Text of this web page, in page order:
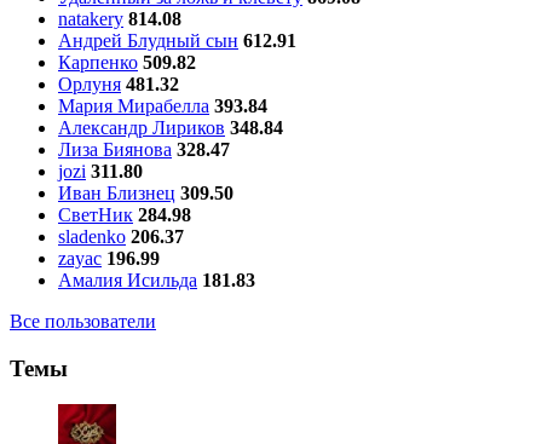
natakery 814.08
Андрей Блудный сын 612.91
Карпенко 509.82
Орлуня 481.32
Мария Мирабелла 393.84
Александр Лириков 348.84
Лиза Биянова 328.47
jozi 311.80
Иван Близнец 309.50
СветНик 284.98
sladenko 206.37
zayac 196.99
Амалия Исильда 181.83
Все пользователи
Темы